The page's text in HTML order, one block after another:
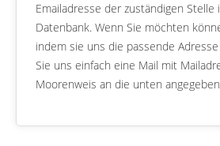
Emailadresse der zuständigen Stelle
Datenbank. Wenn Sie möchten
indem sie uns die passende
Sie uns einfach eine Mail mit
Moorenweis an die unten